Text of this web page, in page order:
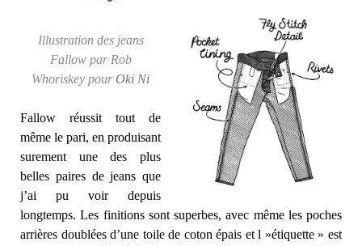
Illustration des jeans
Fallow par Rob
Whoriskey pour Oki Ni
Fallow réussit tout de
même le pari, en produisant
surement une des plus
belles paires de jeans que
j’ai pu voir depuis
longtemps. Les finitions sont superbes, avec même les poches
arrières doublées d’une toile de coton épais et l »étiquette » est